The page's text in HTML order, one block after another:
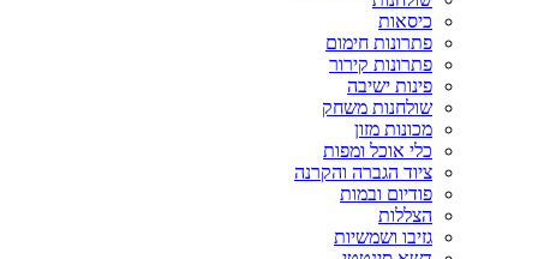
כיסאות
פתרונות חימום
פתרונות קירור
פינות ישיבה
שולחנות משחק
מכונות מזון
כלי אוכל ומפות
ציוד הגברה והקרנה
פודיום ובמות
הצללות
גזיבו ושמשיות